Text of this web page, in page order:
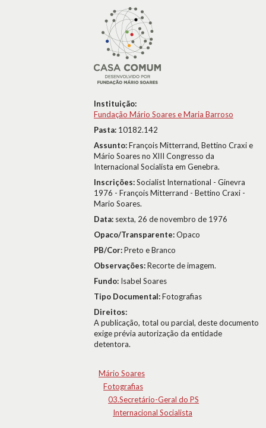
Instituição:
Fundação Mário Soares e Maria Barroso
Pasta: 10182.142
Assunto:François Mitterrand, Bettino Craxi e
Mário Soares no XIII Congresso da
Internacional Socialista em Genebra.
Inscrições:Socialist International - Ginevra
1976 - François Mitterrand - Bettino Craxi -
Mario Soares.
Data: sexta, 26 de novembro de 1976
Opaco/Transparente:Opaco
PB/Cor:Preto e Branco
Observações:Recorte de imagem.
Fundo: Isabel Soares
Tipo Documental:Fotografias
Direitos:
A publicação, total ou parcial, deste documento
exige prévia autorização da entidade
detentora.
Mário Soares
Fotografias
03.Secretário-Geral do PS
Internacional Socialista